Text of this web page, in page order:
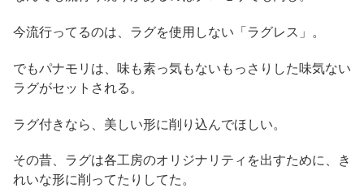
今流行ってるのは、ラグを使用しない「ラグレス」。
でもパナモリは、味も素っ気もないもっさりした味気ない
ラグがセットされる。
ラグ付きなら、美しい形に削り込んでほしい。
その昔、ラグは各工房のオリジナリティを出すために、き
れいな形に削ってたりしてた。